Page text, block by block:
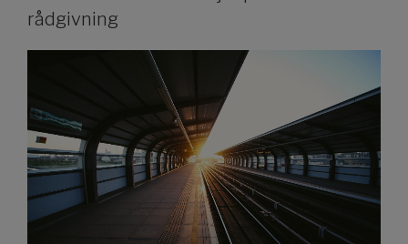
rådgivning